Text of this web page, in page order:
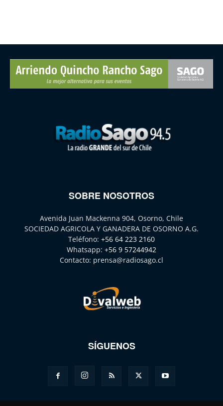
SOBRE NOSOTROS
Avenida Juan Mackenna 904, Osorno, Chile
SOCIEDAD AGRICOLA Y GANADERA DE OSORNO A.G.
Teléfono: +56 64 223 2160
Whatsapp: +56 9 57244942
Contacto: prensa@radiosago.cl
SÍGUENOS